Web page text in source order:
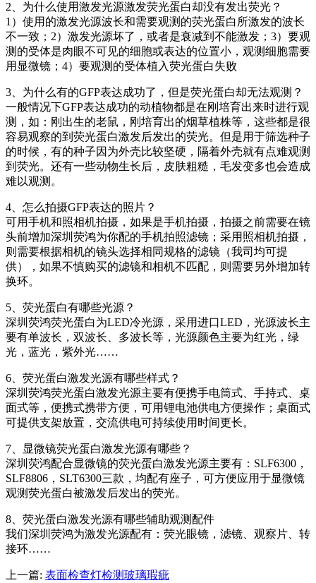
2、为什么使用激发光源激发荧光蛋白却没有发出荧光？
1）使用的激发光源波长和需要观测的荧光蛋白所激发的波长
不一致；2）激发光源坏了，或者是衰减到不能激发；3）要观
测的受体是肉眼不可见的细胞或表达的位置小，观测细胞需要
用显微镜；4）要观测的受体植入荧光蛋白失败
3、为什么有的GFP表达成功了，但是荧光蛋白却无法观测？
一般情况下GFP表达成功的动植物都是在刚培育出来时进行观
测，如：刚出生的老鼠，刚培育出的烟草植株等，这些都是很
容易观察的到荧光蛋白激发后发出的荧光。但是用于筛选种子
的时候，有的种子因为外壳比较坚硬，隔着外壳就有点难观测
到荧光。还有一些动物生长后，皮肤粗糙，毛发变多也会造成
难以观测。
4、怎么拍摄GFP表达的照片？
可用手机和照相机拍摄，如果是手机拍摄，拍摄之前需要在镜
头前增加深圳荧鸿为你配的手机拍照滤镜；采用照相机拍摄，
则需要根据相机的镜头选择相同规格的滤镜（我司均可提
供），如果不慎购买的滤镜和相机不匹配，则需要另外增加转
换环。
5、荧光蛋白有哪些光源？
深圳荧鸿荧光蛋白为LED冷光源，采用进口LED，光源波长主
要有单波长，双波长、多波长等，光源颜色主要为红光，绿
光，蓝光，紫外光……
6、荧光蛋白激发光源有哪些样式？
深圳荧鸿荧光蛋白激发光源主要有便携手电筒式、手持式、桌
面式等，便携式携带方便，可用锂电池供电方便操作；桌面式
可提供支架放置，交流供电可持续使用时间更长。
7、显微镜荧光蛋白激发光源有哪些？
深圳荧鸿配合显微镜的荧光蛋白激发光源主要有：SLF6300，
SLF8806，SLT6300三款，均配有座子，可方便应用于显微镜
观测荧光蛋白被激发后发出的荧光。
8、荧光蛋白激发光源有哪些辅助观测配件
我们深圳荧鸿为激发光源配有：荧光眼镜，滤镜、观察片、转
接环……
上一篇: 表面检查灯检测玻璃瑕疵